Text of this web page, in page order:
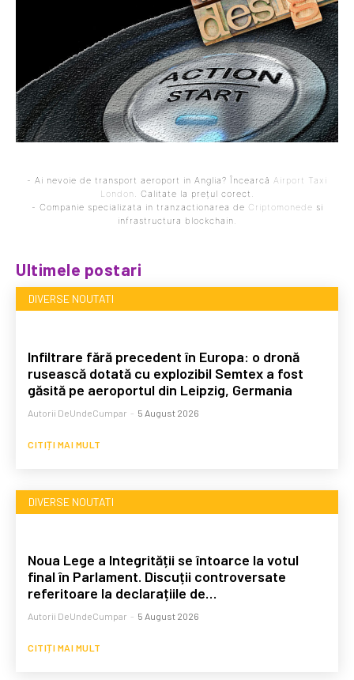
- Ai nevoie de transport aeroport in Anglia? Încearcă Airport Taxi
London
. Calitate la prețul corect.
- Companie specializata in tranzactionarea de Criptomonede si
infrastructura blockchain.
Ultimele postari
DIVERSE NOUTATI
Infiltrare fără precedent în Europa: o dronă
rusească dotată cu explozibil Semtex a fost
găsită pe aeroportul din Leipzig, Germania
Autorii DeUndeCumpar - 5 August 2026
CITIȚI MAI MULT
DIVERSE NOUTATI
Noua Lege a Integrității se întoarce la votul
final în Parlament. Discuții controversate
referitoare la declarațiile de…
Autorii DeUndeCumpar - 5 August 2026
CITIȚI MAI MULT